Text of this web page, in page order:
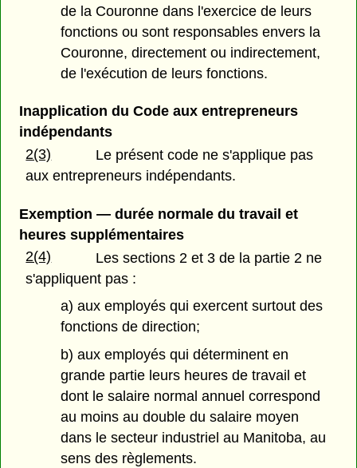
de la Couronne dans l'exercice de leurs
fonctions ou sont responsables envers la
Couronne, directement ou indirectement,
de l'exécution de leurs fonctions.
Inapplication du Code aux entrepreneurs
indépendants
2(3)
Le présent code ne s'applique pas
aux entrepreneurs indépendants.
Exemption — durée normale du travail et
heures supplémentaires
2(4)
Les sections 2 et 3 de la partie 2 ne
s'appliquent pas :
a) aux employés qui exercent surtout des
fonctions de direction;
b) aux employés qui déterminent en
grande partie leurs heures de travail et
dont le salaire normal annuel correspond
au moins au double du salaire moyen
dans le secteur industriel au Manitoba, au
sens des règlements.